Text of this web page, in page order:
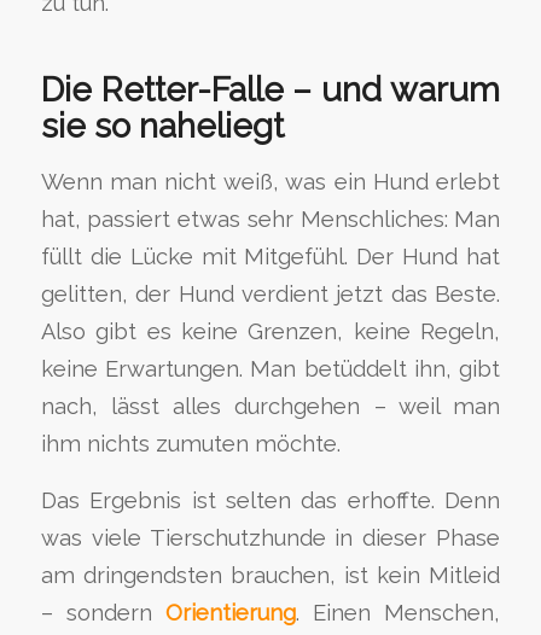
Die Retter-Falle – und warum
sie so naheliegt
Wenn man nicht weiß, was ein Hund erlebt
hat, passiert etwas sehr Menschliches: Man
füllt die Lücke mit Mitgefühl. Der Hund hat
gelitten, der Hund verdient jetzt das Beste.
Also gibt es keine Grenzen, keine Regeln,
keine Erwartungen. Man betüddelt ihn, gibt
nach, lässt alles durchgehen – weil man
ihm nichts zumuten möchte.
Das Ergebnis ist selten das erhoffte. Denn
was viele Tierschutzhunde in dieser Phase
am dringendsten brauchen, ist kein Mitleid
– sondern Orientierung. Einen Menschen,